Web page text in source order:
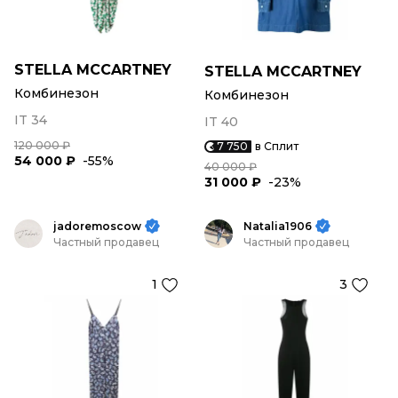
STELLA MCCARTNEY
Комбинезон
IT 34
120 000 ₽
54 000 ₽ -55%
STELLA MCCARTNEY
Комбинезон
IT 40
7 750 в Сплит
40 000 ₽
31 000 ₽ -23%
jadoremoscow
Частный продавец
1
Natalia1906
Частный продавец
3